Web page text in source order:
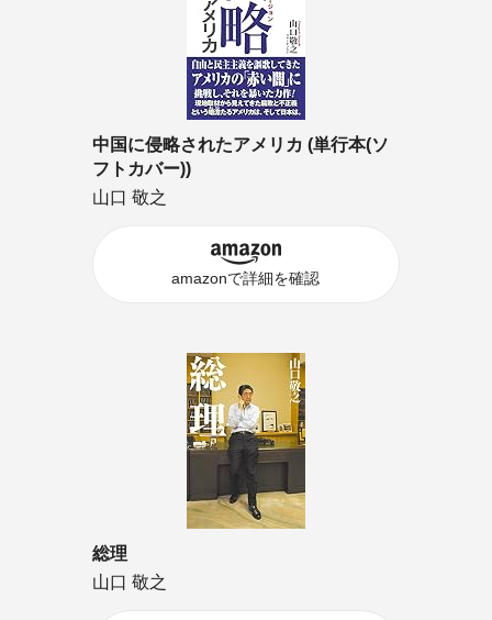
中国に侵略されたアメリカ (単行本(ソ
フトカバー))
山口 敬之
amazonで詳細を確認
総理
山口 敬之